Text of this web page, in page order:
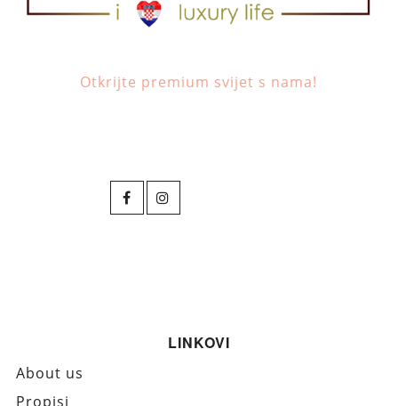
Otkrijte premium svijet s nama!
LINKOVI
About us
Propisi